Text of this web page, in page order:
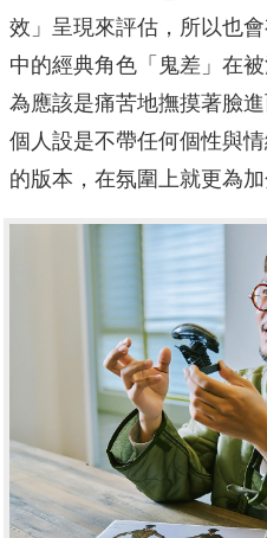
效」呈現來評估，所以也
中的經典角色「鬼差」在
為應該是痛苦地撫摸著臉
個人設是不帶任何個性與
的版本，在氛圍上就更為加